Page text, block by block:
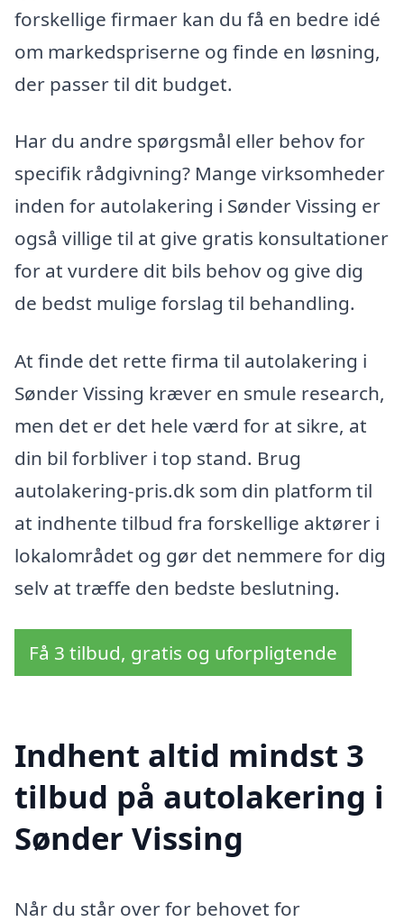
forskellige firmaer kan du få en bedre idé
om markedspriserne og finde en løsning,
der passer til dit budget.
Har du andre spørgsmål eller behov for
specifik rådgivning? Mange virksomheder
inden for autolakering i Sønder Vissing er
også villige til at give gratis konsultationer
for at vurdere dit bils behov og give dig
de bedst mulige forslag til behandling.
At finde det rette firma til autolakering i
Sønder Vissing kræver en smule research,
men det er det hele værd for at sikre, at
din bil forbliver i top stand. Brug
autolakering-pris.dk som din platform til
at indhente tilbud fra forskellige aktører i
lokalområdet og gør det nemmere for dig
selv at træffe den bedste beslutning.
Få 3 tilbud, gratis og uforpligtende
Indhent altid mindst 3
tilbud på autolakering i
Sønder Vissing
Når du står over for behovet for